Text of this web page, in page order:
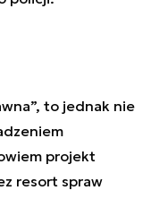
to jednak nie
projekt
resort spraw